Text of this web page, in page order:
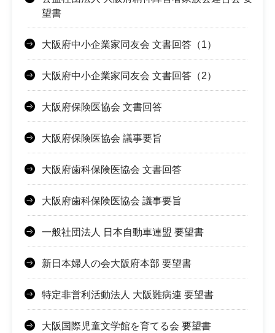
望書
大阪府中小企業家同友会 文書回答（1）
大阪府中小企業家同友会 文書回答（2）
大阪府保険医協会 文書回答
大阪府保険医協会 議事要旨
大阪府歯科保険医協会 文書回答
大阪府歯科保険医協会 議事要旨
一般社団法人 日本自動車連盟 要望書
新日本婦人の会大阪府本部 要望書
特定非営利活動法人 大阪難病連 要望書
大阪国際児童文学館を育てる会 要望書